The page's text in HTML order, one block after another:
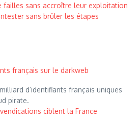
failles sans accroître leur exploitation
sans brûler les étapes
français sur le darkweb
d’identifiants français uniques
pirate.
ciblent la France